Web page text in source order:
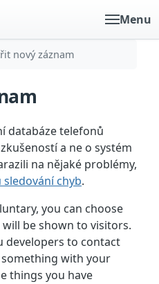
Menu
nový záznam
databáze telefonů
a ne o systém
na nějaké problémy,
sledování chyb.
you can choose
be shown to visitors.
developers to contact
with your
things you have